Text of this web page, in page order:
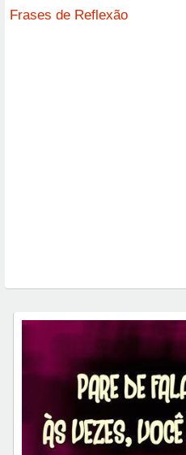
Frases de Reflexão